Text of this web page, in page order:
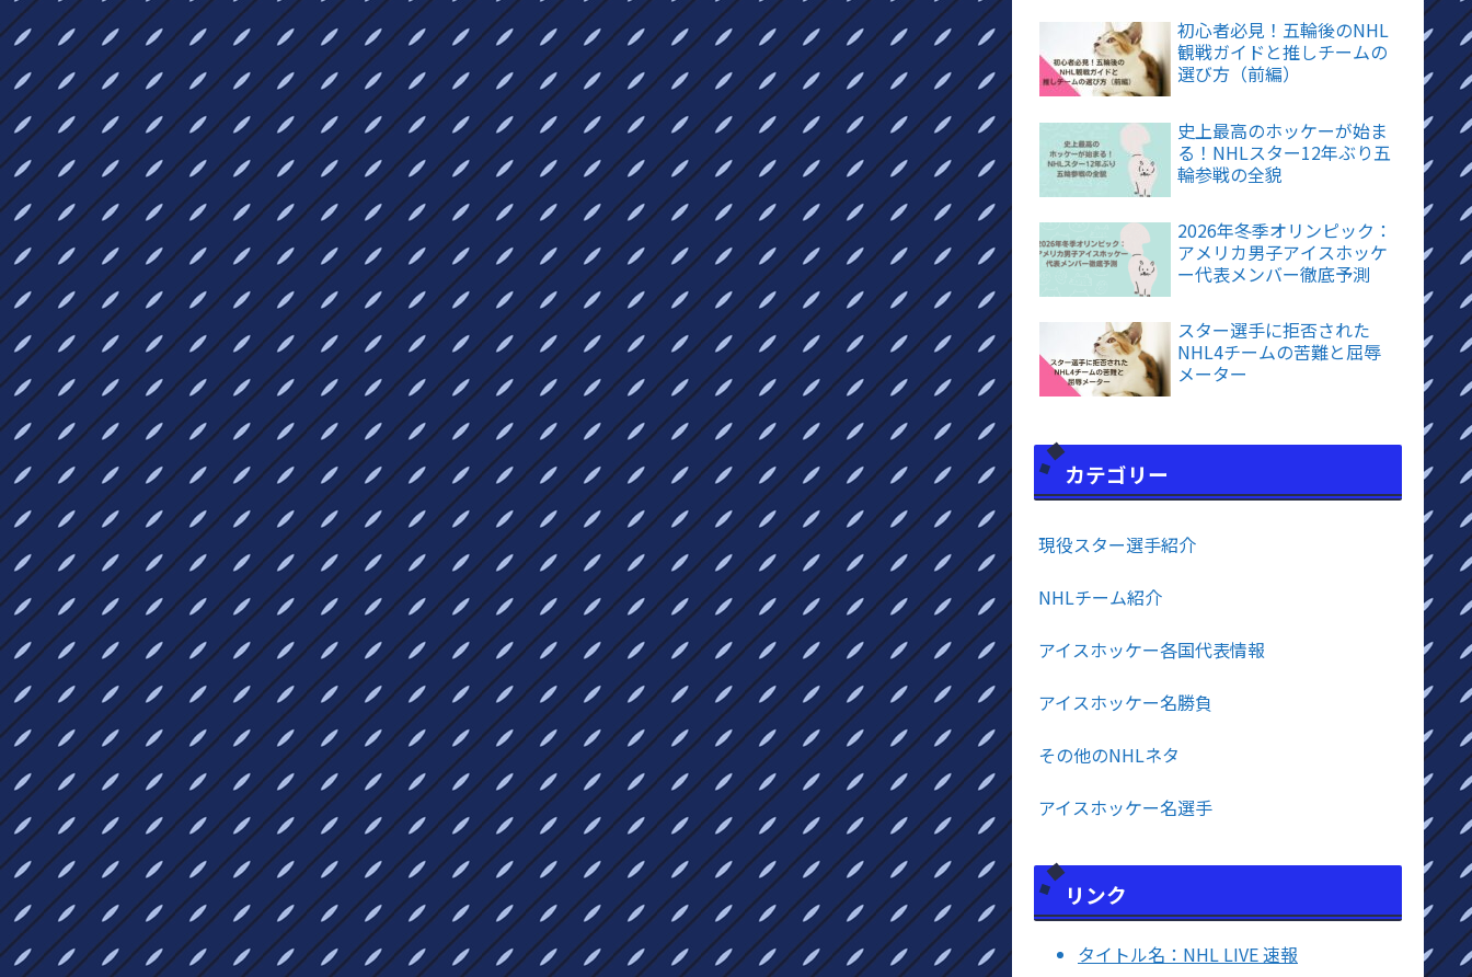
初心者必見！五輪後のNHL
観戦ガイドと推しチームの
選び方（前編）
史上最高のホッケーが始ま
る！NHLスター12年ぶり五
輪参戦の全貌
2026年冬季オリンピック：
アメリカ男子アイスホッケ
ー代表メンバー徹底予測
スター選手に拒否された
NHL4チームの苦難と屈辱
メーター
カテゴリー
現役スター選手紹介
NHLチーム紹介
アイスホッケー各国代表情報
アイスホッケー名勝負
その他のNHLネタ
アイスホッケー名選手
リンク
タイトル名：NHL LIVE 速報